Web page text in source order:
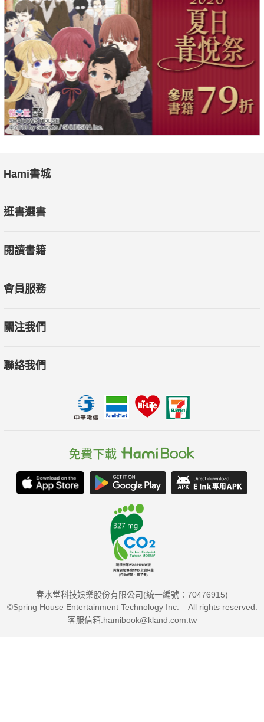
Hami書城
逛書選書
閱讀書籍
會員服務
關注我們
聯絡我們
春水堂科技娛樂股份有限公司(統一編號：70476915)
©Spring House Entertainment Technology Inc. – All rights reserved.
客服信箱:hamibook@kland.com.tw